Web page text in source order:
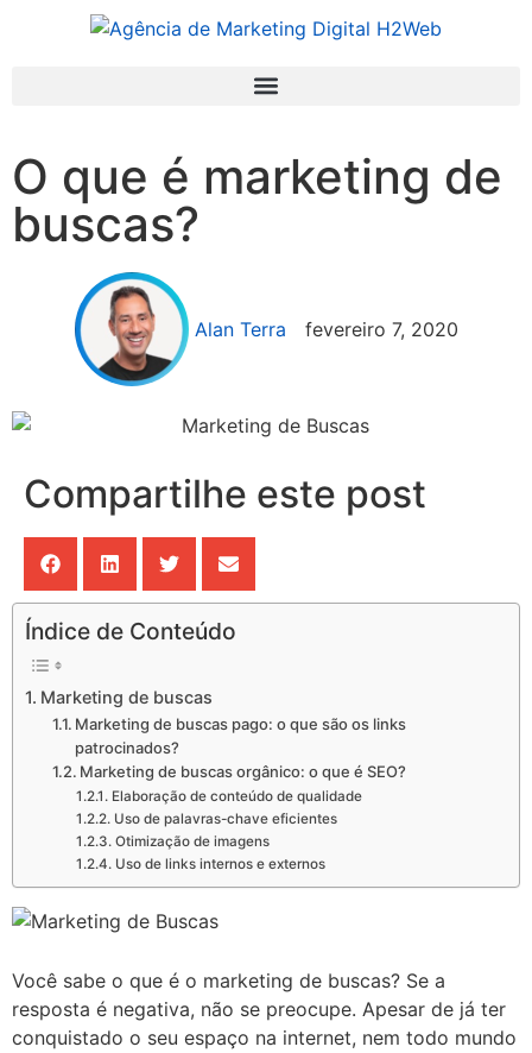
O que é marketing de
buscas?
Alan Terra fevereiro 7, 2020
Compartilhe este post
Índice de Conteúdo
Marketing de buscas
Marketing de buscas pago: o que são os links
patrocinados?
Marketing de buscas orgânico: o que é SEO?
Elaboração de conteúdo de qualidade
Uso de palavras-chave eficientes
Otimização de imagens
Uso de links internos e externos
Você sabe o que é o marketing de buscas? Se a
resposta é negativa, não se preocupe. Apesar de já ter
conquistado o seu espaço na internet, nem todo mundo